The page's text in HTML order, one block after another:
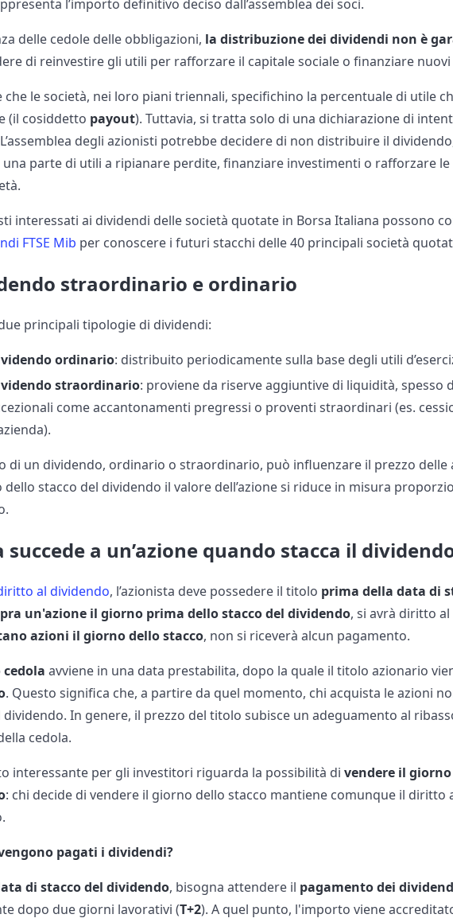
l’importo definitivo deciso dall’assemblea dei soci.
delle cedole delle obbligazioni, la distribuzione dei dividendi non è
di reinvestire gli utili per rafforzare il capitale sociale o finanziare
che le società, nei loro piani triennali, specifichino la percentuale di utile
(il cosiddetto payout). Tuttavia, si tratta solo di una dichiarazione di
degli azionisti potrebbe decidere di non distribuire il
parte di utili a ripianare perdite, finanziare investimenti o rafforzare
interessati ai dividendi delle società quotate in Borsa Italiana possono
FTSE Mib per conoscere i futuri stacchi delle 40 principali società
straordinario e ordinario
principali tipologie di dividendi:
ordinario: distribuito periodicamente sulla base degli utili
straordinario: proviene da riserve aggiuntive di liquidità, spesso
come accantonamenti pregressi o proventi straordinari (es.
di un dividendo, ordinario o straordinario, può influenzare il prezzo delle
stacco del dividendo il valore dell’azione si riduce in misura
succede a un’azione quando stacca il
al dividendo, l’azionista deve possedere il titolo prima della data di
un'azione il giorno prima dello stacco del dividendo, si avrà diritto
azioni il giorno dello stacco, non si riceverà alcun pagamento.
cedola avviene in una data prestabilita, dopo la quale il titolo azionario
. Questo significa che, a partire da quel momento, chi acquista le azioni
dividendo. In genere, il prezzo del titolo subisce un adeguamento al
cedola.
interessante per gli investitori riguarda la possibilità divendere il
: chi decide di vendere il giorno dello stacco mantiene comunque il diritto
pagati i dividendi?
di stacco del dividendo, bisogna attendere il pagamento dei
dopo due giorni lavorativi (T+2). A quel punto, l'importo viene